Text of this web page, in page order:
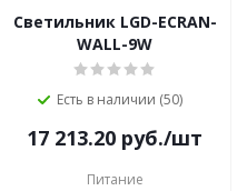
Светильник LGD-ECRAN-
WALL-9W
Есть в наличии (50)
17 213.20 руб./шт
Питание